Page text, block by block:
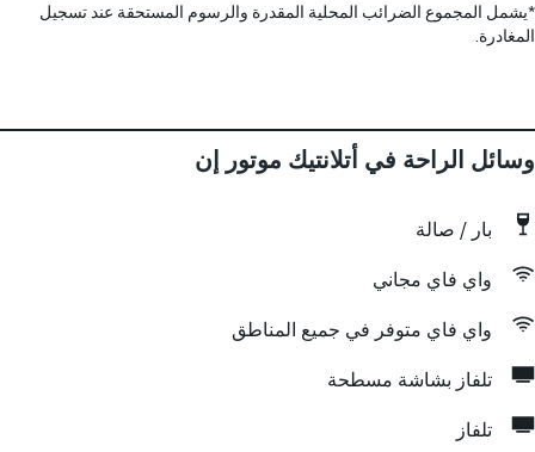
*يشمل المجموع الضرائب المحلية المقدرة والرسوم المستحقة عند تسجيل
المغادرة.
وسائل الراحة في أتلانتيك موتور إن
بار / صالة
واي فاي مجاني
واي فاي متوفر في جميع المناطق
تلفاز بشاشة مسطحة
تلفاز